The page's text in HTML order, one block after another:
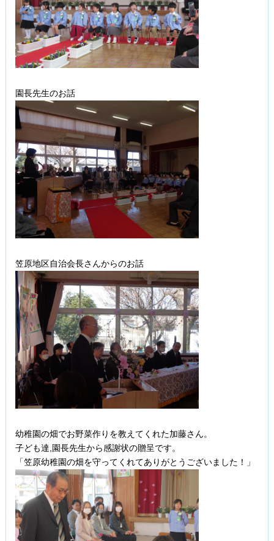
園長先生のお話
笠原地区自治会長さんからのお話
幼稚園の畑でお野菜作りを教えてくれた加藤さん。
子ども達,園長先生から感謝状の贈呈です。
「笠原幼稚園の畑を守ってくれてありがとうございました！」